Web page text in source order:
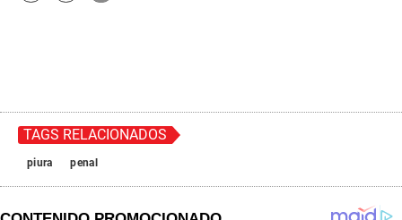
TAGS RELACIONADOS
piura penal